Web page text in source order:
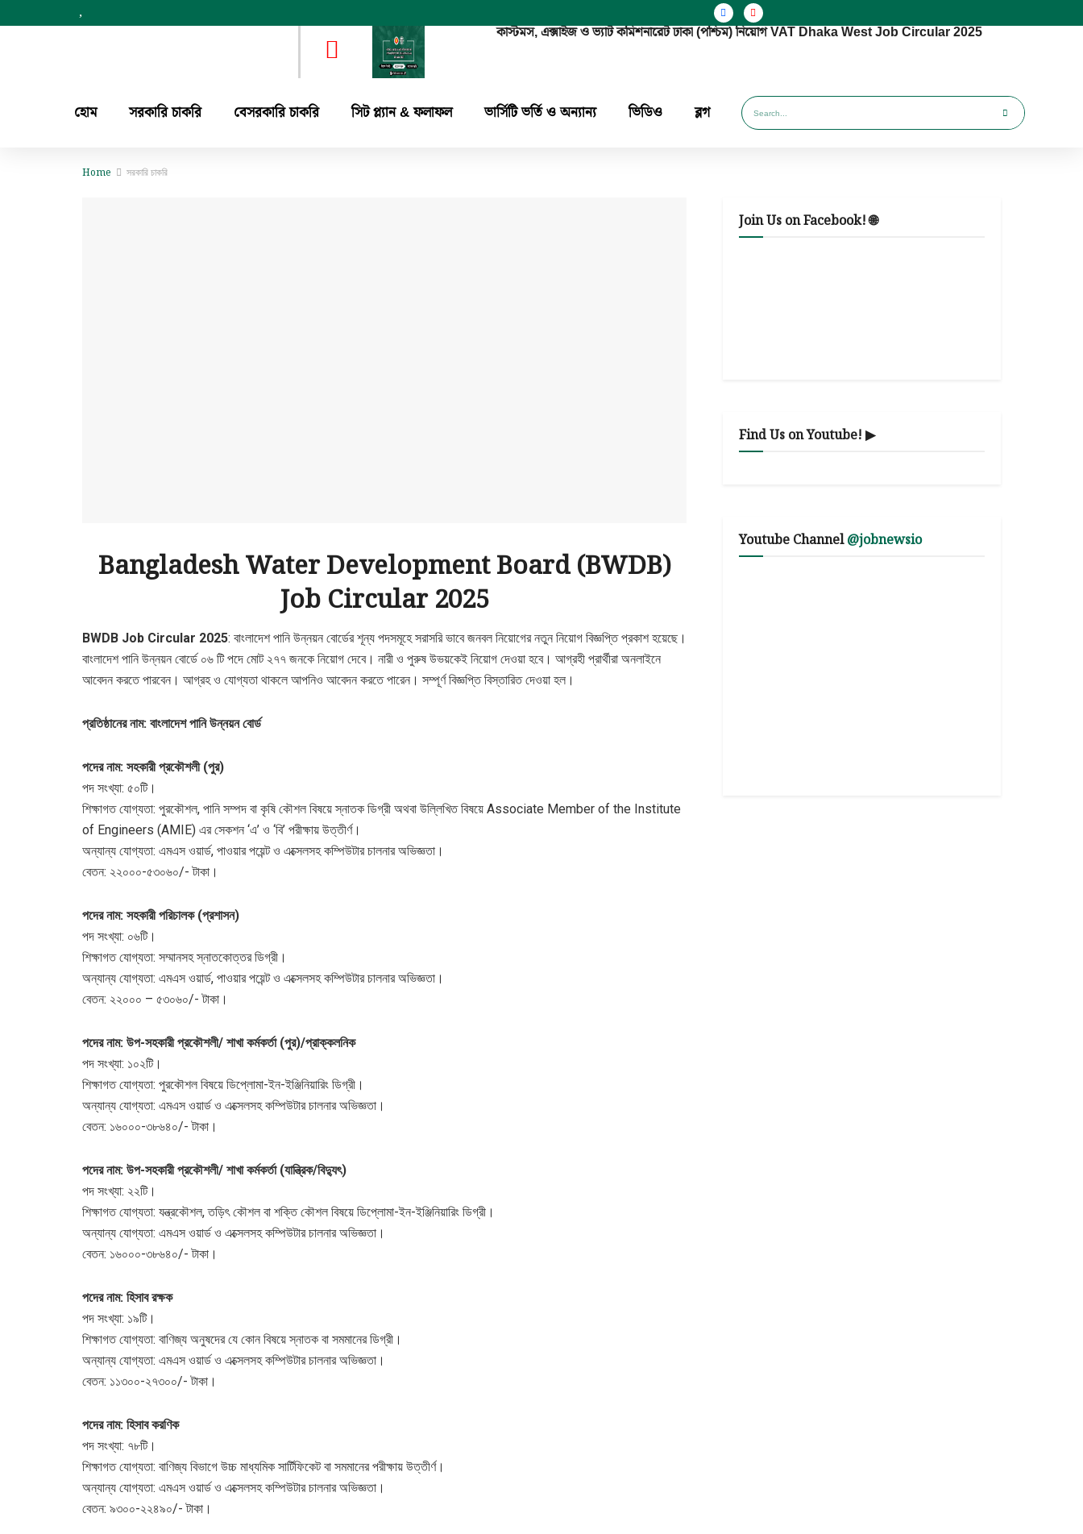
,
কাস্টমস, এক্সাইজ ও ভ্যাট কমিশনারেট ঢাকা (পশ্চিম) নিয়োগ VAT Dhaka West Job Circular 2025
হোম সরকারি চাকরি বেসরকারি চাকরি সিট প্ল্যান & ফলাফল ভার্সিটি ভর্তি ও অন্যান্য ভিডিও ব্লগ
Home সরকারি চাকরি
Bangladesh Water Development Board (BWDB)
Job Circular 2025
BWDB Job Circular 2025: বাংলাদেশ পানি উন্নয়ন বোর্ডের শূন্য পদসমূহে সরাসরি ভাবে জনবল নিয়োগের নতুন নিয়োগ বিজ্ঞপ্তি প্রকাশ হয়েছে।
বাংলাদেশ পানি উন্নয়ন বোর্ডে ০৬ টি পদে মোট ২৭৭ জনকে নিয়োগ দেবে। নারী ও পুরুষ উভয়কেই নিয়োগ দেওয়া হবে। আগ্রহী প্রার্থীরা অনলাইনে
আবেদন করতে পারবেন। আগ্রহ ও যোগ্যতা থাকলে আপনিও আবেদন করতে পারেন। সম্পূর্ণ বিজ্ঞপ্তি বিস্তারিত দেওয়া হল।
প্রতিষ্ঠানের নাম: বাংলাদেশ পানি উন্নয়ন বোর্ড
পদের নাম: সহকারী প্রকৌশলী (পুর)
পদ সংখ্যা: ৫০টি।
শিক্ষাগত যোগ্যতা: পুরকৌশল, পানি সম্পদ বা কৃষি কৌশল বিষয়ে স্নাতক ডিগ্রী অথবা উল্লিখিত বিষয়ে Associate Member of the Institute
of Engineers (AMIE) এর সেকশন ‘এ’ ও ‘বি’ পরীক্ষায় উত্তীর্ণ।
অন্যান্য যোগ্যতা: এমএস ওয়ার্ড, পাওয়ার পয়েন্ট ও এক্সেলসহ কম্পিউটার চালনার অভিজ্ঞতা।
বেতন: ২২০০০-৫৩০৬০/- টাকা।
পদের নাম: সহকারী পরিচালক (প্রশাসন)
পদ সংখ্যা: ০৬টি।
শিক্ষাগত যোগ্যতা: সম্মানসহ স্নাতকোত্তর ডিগ্রী।
অন্যান্য যোগ্যতা: এমএস ওয়ার্ড, পাওয়ার পয়েন্ট ও এক্সেলসহ কম্পিউটার চালনার অভিজ্ঞতা।
বেতন: ২২০০০ – ৫৩০৬০/- টাকা।
পদের নাম: উপ-সহকারী প্রকৌশলী/ শাখা কর্মকর্তা (পুর)/প্রাক্কলনিক
পদ সংখ্যা: ১০২টি।
শিক্ষাগত যোগ্যতা: পুরকৌশল বিষয়ে ডিপ্লোমা-ইন-ইঞ্জিনিয়ারিং ডিগ্রী।
অন্যান্য যোগ্যতা: এমএস ওয়ার্ড ও এক্সেলসহ কম্পিউটার চালনার অভিজ্ঞতা।
বেতন: ১৬০০০-৩৮৬৪০/- টাকা।
পদের নাম: উপ-সহকারী প্রকৌশলী/ শাখা কর্মকর্তা (যান্ত্রিক/বিদ্যুৎ)
পদ সংখ্যা: ২২টি।
শিক্ষাগত যোগ্যতা: যন্ত্রকৌশল, তড়িৎ কৌশল বা শক্তি কৌশল বিষয়ে ডিপ্লোমা-ইন-ইঞ্জিনিয়ারিং ডিগ্রী।
অন্যান্য যোগ্যতা: এমএস ওয়ার্ড ও এক্সেলসহ কম্পিউটার চালনার অভিজ্ঞতা।
বেতন: ১৬০০০-৩৮৬৪০/- টাকা।
পদের নাম: হিসাব রক্ষক
পদ সংখ্যা: ১৯টি।
শিক্ষাগত যোগ্যতা: বাণিজ্য অনুষদের যে কোন বিষয়ে স্নাতক বা সমমানের ডিগ্রী।
অন্যান্য যোগ্যতা: এমএস ওয়ার্ড ও এক্সেলসহ কম্পিউটার চালনার অভিজ্ঞতা।
বেতন: ১১৩০০-২৭৩০০/- টাকা।
পদের নাম: হিসাব করণিক
পদ সংখ্যা: ৭৮টি।
শিক্ষাগত যোগ্যতা: বাণিজ্য বিভাগে উচ্চ মাধ্যমিক সার্টিফিকেট বা সমমানের পরীক্ষায় উত্তীর্ণ।
অন্যান্য যোগ্যতা: এমএস ওয়ার্ড ও এক্সেলসহ কম্পিউটার চালনার অভিজ্ঞতা।
বেতন: ৯৩০০-২২৪৯০/- টাকা।
Join Us on Facebook! 🌐
Find Us on Youtube! ▶
Youtube Channel@jobnewsio